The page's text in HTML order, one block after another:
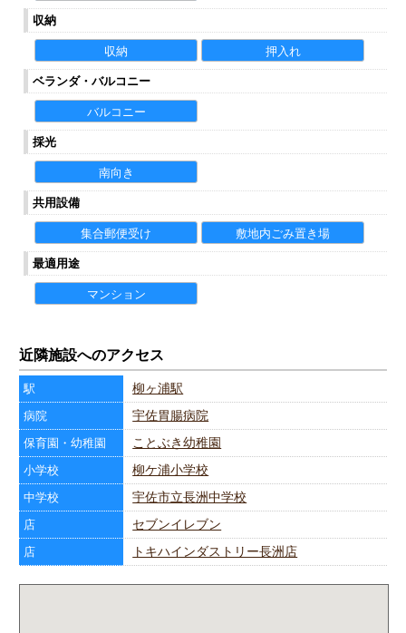
収納
収納 押入れ
ベランダ・バルコニー
バルコニー
採光
南向き
共用設備
集合郵便受け 敷地内ごみ置き場
最適用途
マンション
近隣施設へのアクセス
駅 柳ヶ浦駅
病院 宇佐胃腸病院
保育園・幼稚園 ことぶき幼稚園
小学校 柳ケ浦小学校
中学校 宇佐市立長洲中学校
店 セブンイレブン
店 トキハインダストリー長洲店